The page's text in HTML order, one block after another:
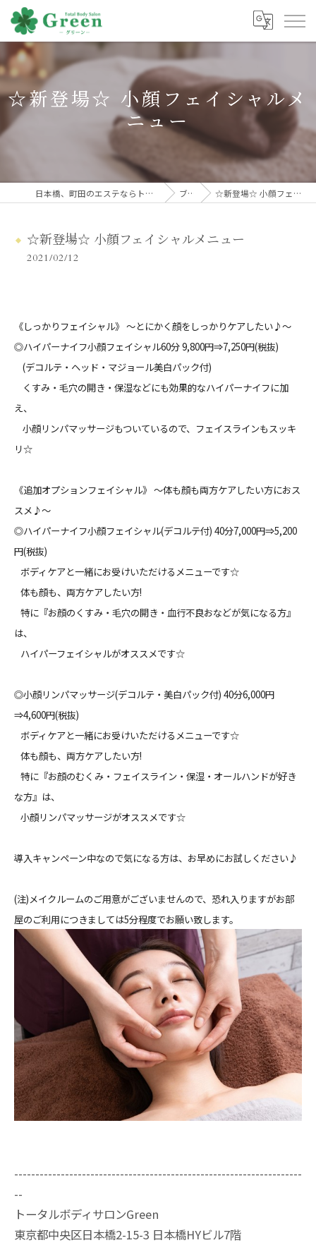
☆新登場☆ 小顔フェイシャルメ
ニュー
日本橋、町田のエステならトータルボディサロンGreen ブログ ☆新登場☆ 小顔フェイシャルメニュー
☆新登場☆ 小顔フェイシャルメニュー
2021/02/12
《しっかりフェイシャル》 ～とにかく顔をしっかりケアしたい♪～
◎ハイパーナイフ小顔フェイシャル60分 9,800円⇒7,250円(税抜)
(デコルテ・ヘッド・マジョール美白パック付)
くすみ・毛穴の開き・保湿などにも効果的なハイパーナイフに加
え、
小顔リンパマッサージもついているので、フェイスラインもスッキ
リ☆
《追加オプションフェイシャル》 ～体も顔も両方ケアしたい方におス
スメ♪～
◎ハイパーナイフ小顔フェイシャル(デコルテ付) 40分7,000円⇒5,200
円(税抜)
ボディケアと一緒にお受けいただけるメニューです☆
体も顔も、両方ケアしたい方!
特に『お顔のくすみ・毛穴の開き・血行不良おなどが気になる方』
は、
ハイパーフェイシャルがオススメです☆
◎小顔リンパマッサージ(デコルテ・美白パック付) 40分6,000円
⇒4,600円(税抜)
ボディケアと一緒にお受けいただけるメニューです☆
体も顔も、両方ケアしたい方!
特に『お顔のむくみ・フェイスライン・保湿・オールハンドが好き
な方』は、
小顔リンパマッサージがオススメです☆
導入キャンペーン中なので気になる方は、お早めにお試しください♪
(注)メイクルームのご用意がございませんので、恐れ入りますがお部
屋のご利用につきましては5分程度でお願い致します。
--------------------------------------------------------------------
--
トータルボディサロンGreen
東京都中央区日本橋2-15-3 日本橋HYビル7階